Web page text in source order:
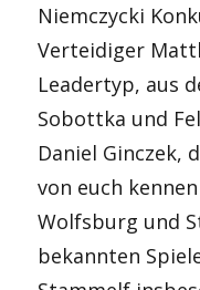
Niemczycki
Verteidiger
Leadertyp, aus
Sobottka und
Daniel Ginczek,
von euch
Wolfsburg und
bekannten